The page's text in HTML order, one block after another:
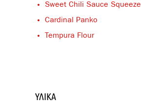
Sweet Chili Sauce Squeeze
Cardinal Panko
Tempura Flour
ΥΛΙΚΆ